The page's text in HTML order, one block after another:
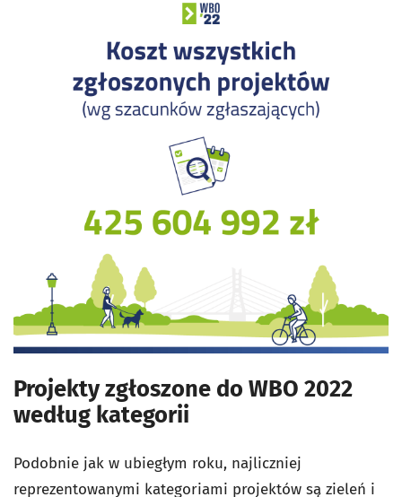
Projekty zgłoszone do WBO 2022
według kategorii
Podobnie jak w ubiegłym roku, najliczniej
reprezentowanymi kategoriami projektów są zieleń i